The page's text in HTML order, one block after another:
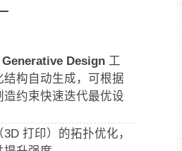
Generative Design工
结构自动生成，可根据
造约束快速迭代最优设
打印）的拓扑优化，